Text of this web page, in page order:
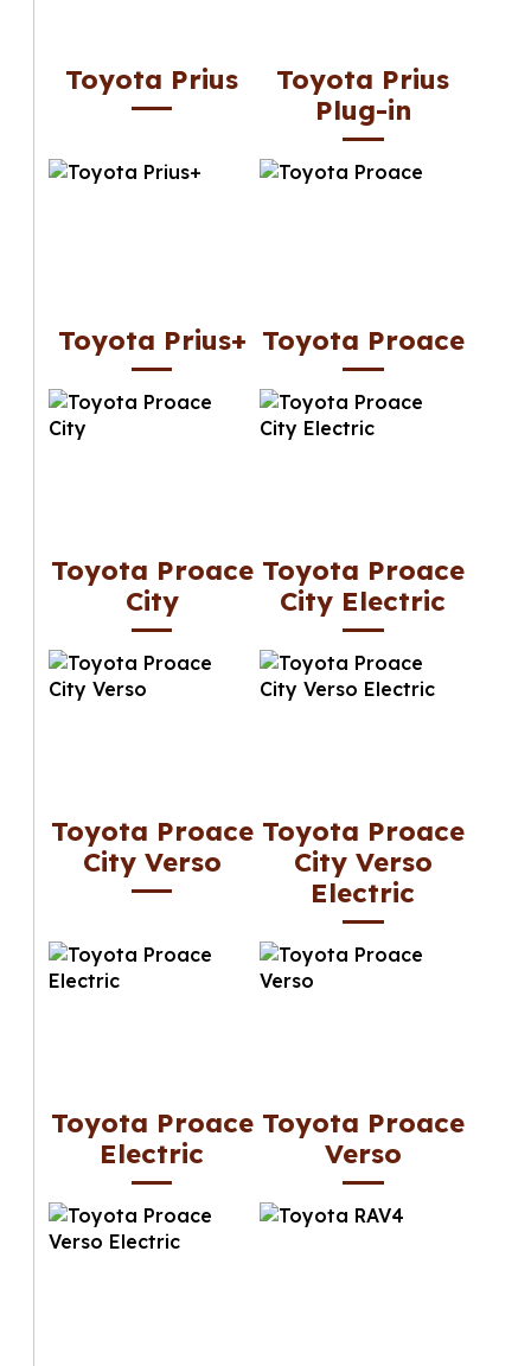
Toyota Prius
Toyota Prius
Plug-in
Toyota Prius+ Toyota Proace
Toyota Proace
City
Toyota Proace
City Electric
Toyota Proace
City Verso
Toyota Proace
City Verso
Electric
Toyota Proace
Electric
Toyota Proace
Verso